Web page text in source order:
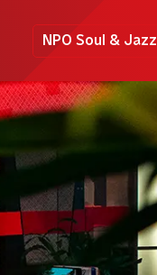
NPO Soul & Jazz